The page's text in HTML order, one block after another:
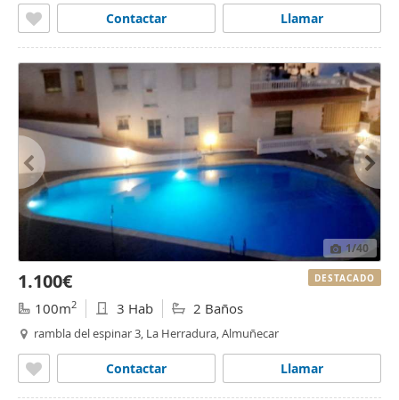
Llamar
Contactar
1/40
1.100€
100m2 3 Hab 2 Baños
rambla del espinar 3, La Herradura, Almuñecar
Llamar
Contactar
DESTACADO